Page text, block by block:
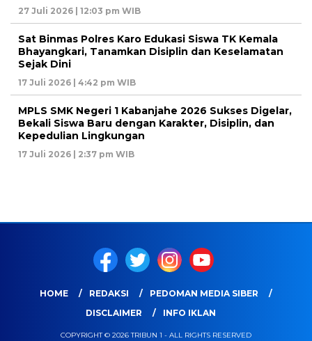
27 Juli 2026 | 12:03 pm WIB
Sat Binmas Polres Karo Edukasi Siswa TK Kemala
Bhayangkari, Tanamkan Disiplin dan Keselamatan
Sejak Dini
17 Juli 2026 | 4:42 pm WIB
MPLS SMK Negeri 1 Kabanjahe 2026 Sukses Digelar,
Bekali Siswa Baru dengan Karakter, Disiplin, dan
Kepedulian Lingkungan
17 Juli 2026 | 2:37 pm WIB
HOME REDAKSI
PEDOMAN MEDIA SIBER
DISCLAIMER
INFO IKLAN
COPYRIGHT © 2026 TRIBUN 1 - ALL RIGHTS RESERVED